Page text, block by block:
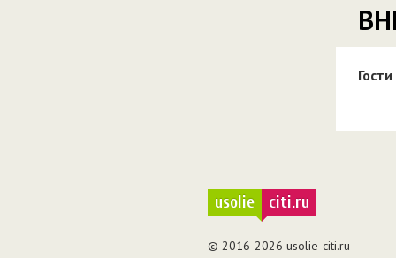
Гости
usolie citi.ru
© 2016-2026 usolie-citi.ru